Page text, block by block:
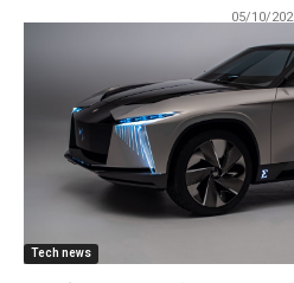
05/10/
Tech news